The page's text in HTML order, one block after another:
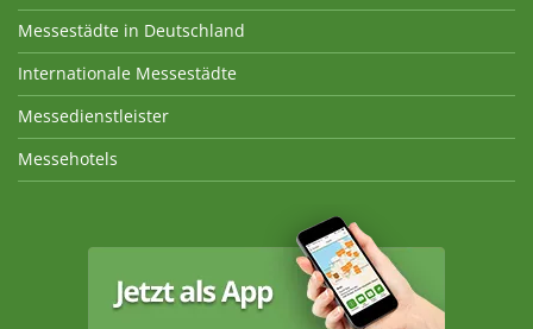
Messestädte in Deutschland
Internationale Messestädte
Messedienstleister
Messehotels